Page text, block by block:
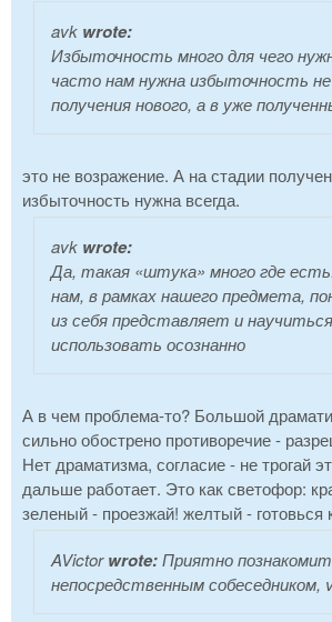
avk wrote:
Избыточность много для чего
часто нам нужна избыточность
получения нового, а в уже
это не возражение. А на стадии
избыточность нужна всегда.
avk wrote:
Да, такая «штука» много где
нам, в рамках нашего предмета,
из себя представляет и
использовать осознанно
А в чем проблема-то? Большой
сильно обострено противоречие -
Нет драматизма, согласие - не трогай
дальше работает. Это как светофор:
зеленый - проезжай! желтый - готовься
AVictorwrote:Приятно
непосредственным собеседником,